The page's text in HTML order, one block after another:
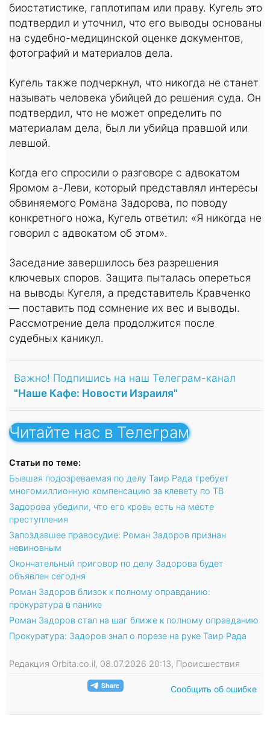
биостатистике, гаплотипам или праву. Кугель это
подтвердил и уточнил, что его выводы основаны
на судебно-медицинской оценке документов,
фотографий и материалов дела.
Кугель также подчеркнул, что никогда не станет
называть человека убийцей до решения суда. Он
подтвердил, что не может определить по
материалам дела, был ли убийца правшой или
левшой.
Когда его спросили о разговоре с адвокатом
Яромом а-Леви, который представлял интересы
обвиняемого Романа Задорова, по поводу
конкретного ножа, Кугель ответил: «Я никогда не
говорил с адвокатом об этом».
Заседание завершилось без разрешения
ключевых споров. Защита пыталась опереться
на выводы Кугеля, а представитель Кравченко
— поставить под сомнение их вес и выводы.
Рассмотрение дела продолжится после
судебных каникул.
Важно! Подпишись на наш Телеграм-канал
"Наше Кафе: Новости Израиля"
Читайте нас в Телеграм
Статьи по теме:
Бывшая подозреваемая по делу Таир Рада требует
многомиллионную компенсацию за клевету по ТВ
Задорова убедили, что его кровь есть на месте
преступления
Запоздавшее правосудие: Роман Задоров признан
невиновным
Окончательный приговор по делу Задорова будет
объявлен сегодня
Роман Задоров близок к полному оправданию:
прокуратура в панике
Роман Задоров стал на шаг ближе к полному оправданию
Прокуратура: Задоров знал о порезе на руке Таир Рада
Редакция Orbita.co.il, 08.07.2026 20:13, Происшествия
Сообщить об ошибке